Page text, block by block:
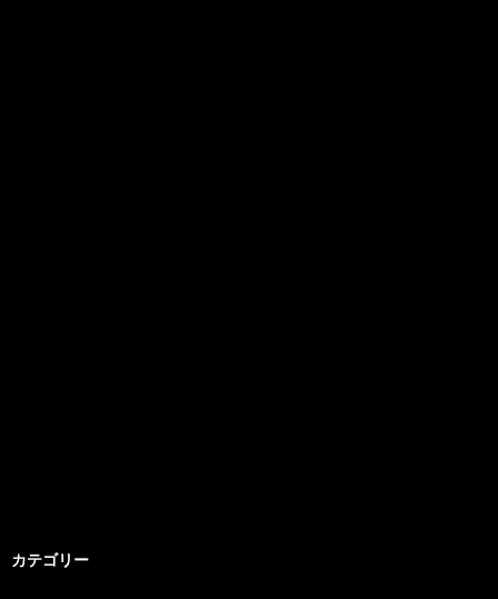
カテゴリー